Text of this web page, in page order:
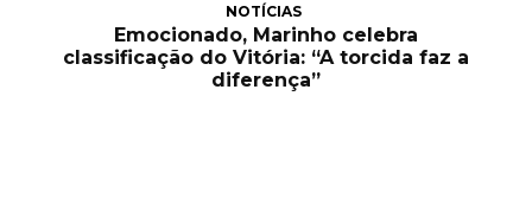
NOTÍCIAS
Emocionado, Marinho celebra
classificação do Vitória: “A torcida faz a
diferença”